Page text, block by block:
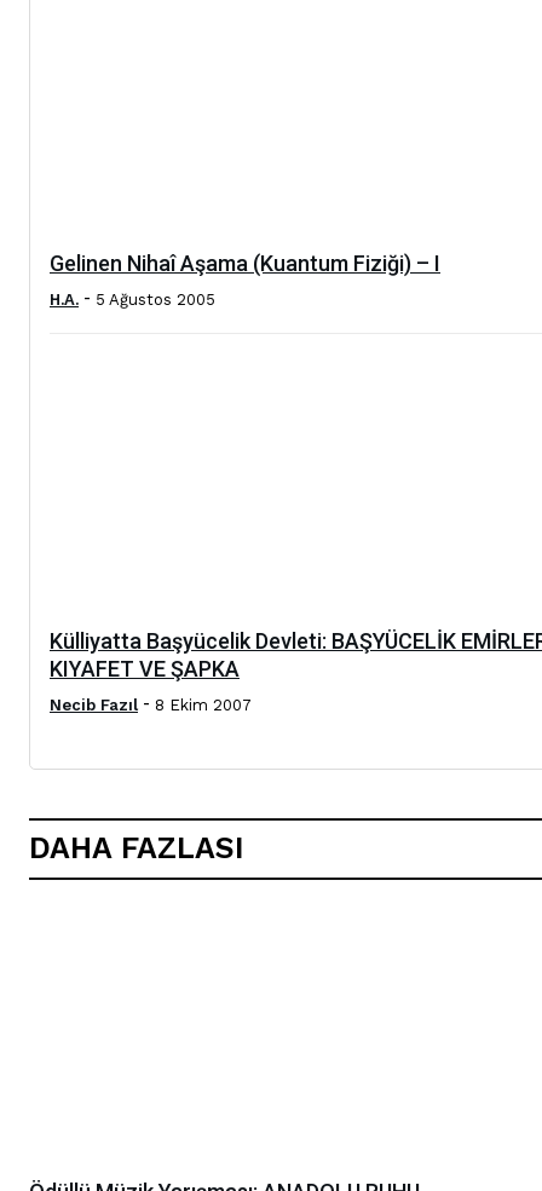
Gelinen Nihaî Aşama (Kuantum Fiziği) – I
H.A. - 5 Ağustos 2005
Külliyatta Başyücelik Devleti: BAŞYÜCELİK
KIYAFET VE ŞAPKA
Necib Fazıl - 8 Ekim 2007
DAHA FAZLASI